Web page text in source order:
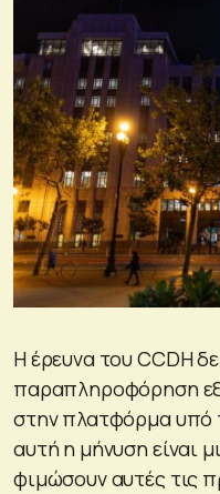
Η έρευνα του CCDH
παραπληροφόρηση
στην πλατφόρμα υπό
αυτή η μήνυση είναι
φιμώσουν αυτές τις